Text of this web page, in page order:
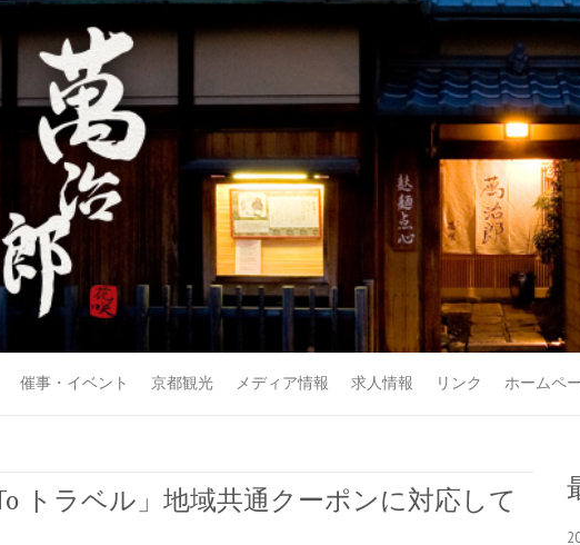
催事・イベント 京都観光 メディア情報 求人情報 リンク ホームペ
トラベル」地域共通クーポンに対応して